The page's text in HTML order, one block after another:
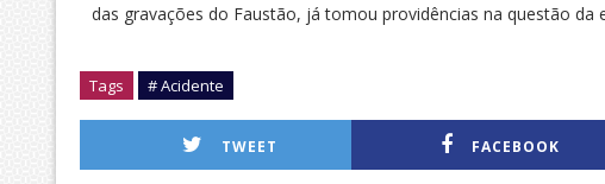
das gravações do Faustão, já tomou providências na questão
Tags # Acidente
TWEET FACEBOOK